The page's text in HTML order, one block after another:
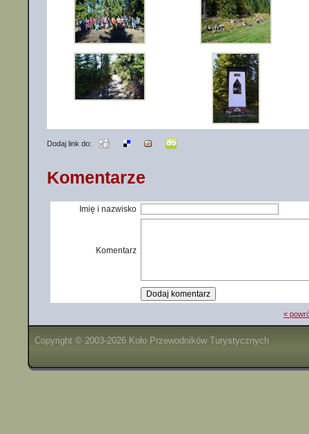
Dodaj link do:
Komentarze
Imię i nazwisko
Komentarz
«
Copyright © 2003-2026 Koło Przewodników Turystycznych